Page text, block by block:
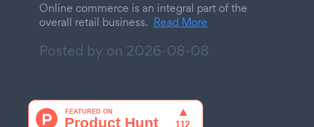
Online commerce is an integral part of the
overall retail business. Read More
Posted by on 2026-08-08